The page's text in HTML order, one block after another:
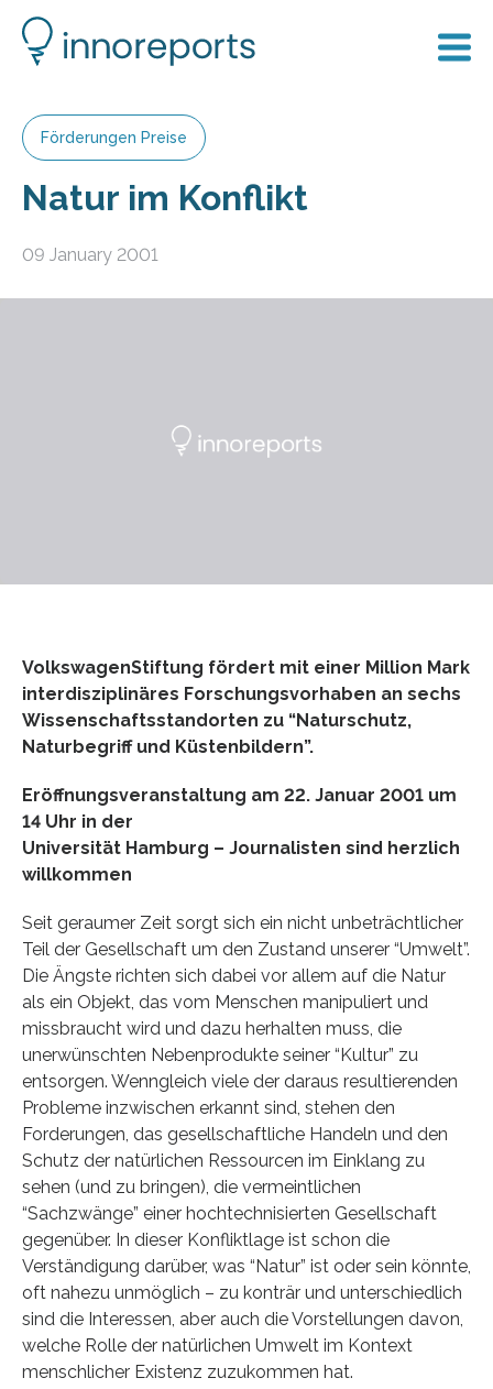
Förderungen Preise
Natur im Konflikt
09 January 2001
VolkswagenStiftung fördert mit einer Million Mark
interdisziplinäres Forschungsvorhaben an sechs
Wissenschaftsstandorten zu “Naturschutz,
Naturbegriff und Küstenbildern”.
Eröffnungsveranstaltung am 22. Januar 2001 um
14 Uhr in der
Universität Hamburg – Journalisten sind herzlich
willkommen
Seit geraumer Zeit sorgt sich ein nicht unbeträchtlicher
Teil der Gesellschaft um den Zustand unserer “Umwelt”.
Die Ängste richten sich dabei vor allem auf die Natur
als ein Objekt, das vom Menschen manipuliert und
missbraucht wird und dazu herhalten muss, die
unerwünschten Nebenprodukte seiner “Kultur” zu
entsorgen. Wenngleich viele der daraus resultierenden
Probleme inzwischen erkannt sind, stehen den
Forderungen, das gesellschaftliche Handeln und den
Schutz der natürlichen Ressourcen im Einklang zu
sehen (und zu bringen), die vermeintlichen
“Sachzwänge” einer hochtechnisierten Gesellschaft
gegenüber. In dieser Konfliktlage ist schon die
Verständigung darüber, was “Natur” ist oder sein könnte,
oft nahezu unmöglich – zu konträr und unterschiedlich
sind die Interessen, aber auch die Vorstellungen davon,
welche Rolle der natürlichen Umwelt im Kontext
menschlicher Existenz zuzukommen hat.